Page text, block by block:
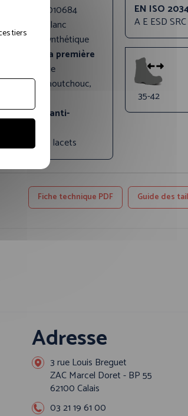
010684
Blanc
tige:Cuir synthétique
de la première
Amovible
Caoutchouc,
de l'insert anti-
Velcro, Sans lacets
EN ISO
A E ESD SRC
35-42
Fiche technique PDF Guide des
Adresse
3 rue Louis Breguet
ZAC Marcel Doret - BP 55
62100 Calais
03 21 19 61 00
tiers